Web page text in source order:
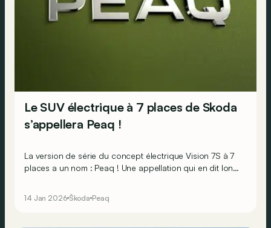
Le SUV électrique à 7 places de Skoda
s’appellera Peaq !
La version de série du concept électrique Vision 7S à 7
places a un nom : Peaq ! Une appellation qui en dit long
14 Jan 2026 Škoda Peaq